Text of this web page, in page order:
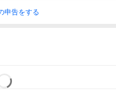
申告をする